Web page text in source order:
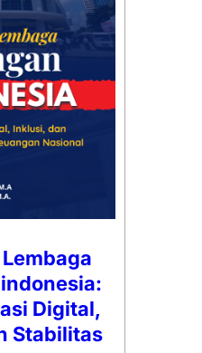
Digital,
Stabilitas